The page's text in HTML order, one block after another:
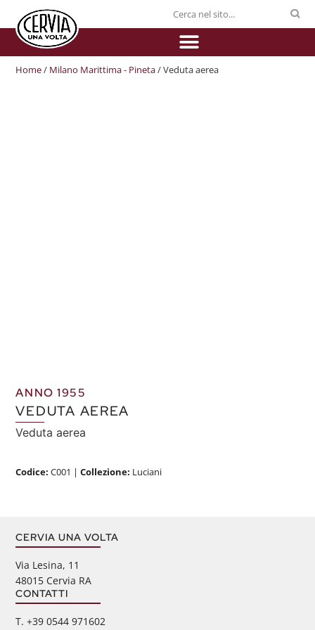
Home/ Milano Marittima - Pineta/ Veduta aerea
ANNO 1955
VEDUTA AEREA
Veduta aerea
Codice:C001 |Collezione: Luciani
CERVIA UNA VOLTA
Via Lesina, 11
48015 Cervia RA
CONTATTI
‭T. +39 0544 971602